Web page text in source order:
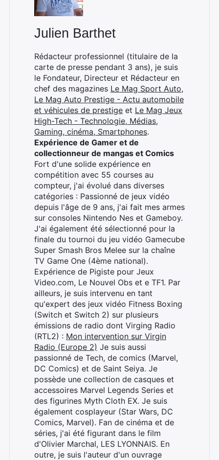
Julien Barthet
Rédacteur professionnel (titulaire de la
carte de presse pendant 3 ans), je suis
le Fondateur, Directeur et Rédacteur en
chef des magazines Le Mag Sport Auto,
Le Mag Auto Prestige - Actu automobile
et véhicules de prestige et Le Mag Jeux
High-Tech - Technologie, Médias,
Gaming, cinéma, Smartphones.
Expérience de Gamer et de
collectionneur de mangas et Comics
Fort d'une solide expérience en
compétition avec 55 courses au
compteur, j'ai évolué dans diverses
catégories : Passionné de jeux vidéo
depuis l'âge de 9 ans, j'ai fait mes armes
sur consoles Nintendo Nes et Gameboy.
J'ai également été sélectionné pour la
finale du tournoi du jeu vidéo Gamecube
Super Smash Bros Melee sur la chaîne
TV Game One (4ème national).
Expérience de Pigiste pour Jeux
Video.com, Le Nouvel Obs et e TF1. Par
ailleurs, je suis intervenu en tant
qu'expert des jeux vidéo Fitness Boxing
(Switch et Switch 2) sur plusieurs
émissions de radio dont Virging Radio
(RTL2) : Mon intervention sur Virgin
Radio (Europe 2) Je suis aussi
passionné de Tech, de comics (Marvel,
DC Comics) et de Saint Seiya. Je
possède une collection de casques et
accessoires Marvel Legends Series et
des figurines Myth Cloth EX. Je suis
également cosplayeur (Star Wars, DC
Comics, Marvel). Fan de cinéma et de
séries, j'ai été figurant dans le film
d'Olivier Marchal, LES LYONNAIS. En
outre, je suis l'auteur d'un ouvrage
Rechercher